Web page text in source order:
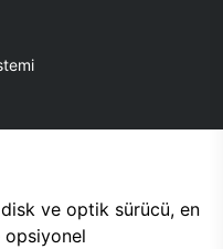
ve optik sürücü, en